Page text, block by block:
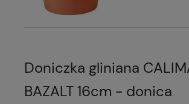
Doniczka gliniana
BAZALT 16cm - donica